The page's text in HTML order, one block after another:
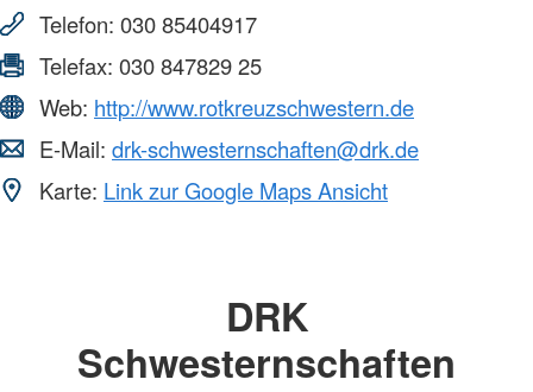
Telefon: 030 85404917
Telefax: 030 847829 25
Web: http://www.rotkreuzschwestern.de
E-Mail: drk-schwesternschaften@drk.de
Karte: Link zur Google Maps Ansicht
DRK
Schwesternschaften